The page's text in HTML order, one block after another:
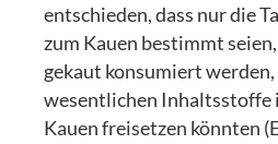
entschieden, dass nur die
zum Kauen bestimmt
gekaut konsumiert werden,
wesentlichen Inhaltsstoffe
Kauen freisetzen könnten